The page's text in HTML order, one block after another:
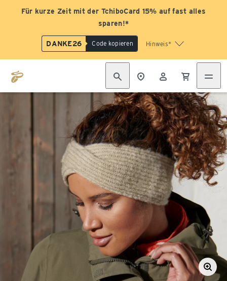
Für kurze Zeit mit der TchiboCard 15% auf fast alles
sparen!*
DANKE26 Code kopieren Hinweis*